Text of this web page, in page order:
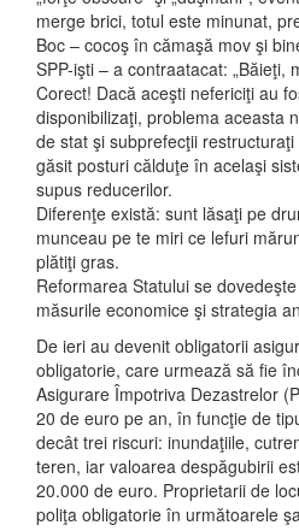
merge brici, totul este minunat,
Boc – cocoş în cămaşă mov şi
SPP-işti – a contraatacat: „Băieţi,
Corect! Dacă aceşti nefericiţi au
disponibilizaţi, problema aceasta
de stat şi subprefecţii
găsit posturi călduţe în acelaşi
supus reducerilor.
Diferenţe există: sunt lăsaţi pe
munceau pe te miri ce lefuri
plătiţi gras.
Reformarea Statului se
măsurile economice şi strategia
De ieri au devenit obligatorii
obligatorie, care urmează să fie
Asigurare Împotriva Dezastrelor
20 de euro pe an, în funcţie de
decât trei riscuri: inundaţiile,
teren, iar valoarea despăgubirii
20.000 de euro. Proprietarii de
poliţa obligatorie în următoarele